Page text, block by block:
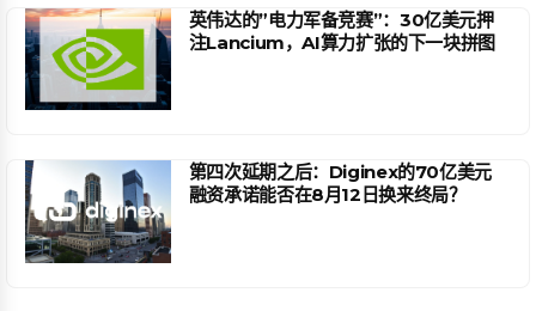
英伟达的”电力军备竞赛”：30亿美元押
注Lancium，AI算力扩张的下一块拼图
第四次延期之后：Diginex的70亿美元
融资承诺能否在8月12日换来终局？